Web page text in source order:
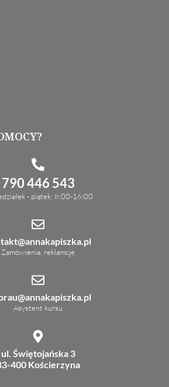
790 446 543
- piątek: 8:00-16:00
Zamówienia, reklamcje
Asystent kursu
ul. Świętojańska 3
400 Kościerzyna